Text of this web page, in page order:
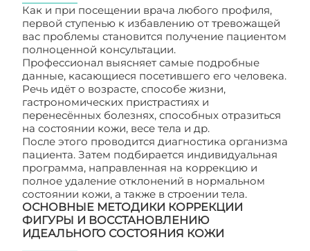
Как и при посещении врача любого профиля,
первой ступенью к избавлению от тревожащей
вас проблемы становится получение пациентом
полноценной консультации.
Профессионал выясняет самые подробные
данные, касающиеся посетившего его человека.
Речь идёт о возрасте, способе жизни,
гастрономических пристрастиях и
перенесённых болезнях, способных отразиться
на состоянии кожи, весе тела и др.
После этого проводится диагностика организма
пациента. Затем подбирается индивидуальная
программа, направленная на коррекцию и
полное удаление отклонений в нормальном
состоянии кожи, а также в строении тела.
ОСНОВНЫЕ МЕТОДИКИ КОРРЕКЦИИ
ФИГУРЫ И ВОССТАНОВЛЕНИЮ
ИДЕАЛЬНОГО СОСТОЯНИЯ КОЖИ